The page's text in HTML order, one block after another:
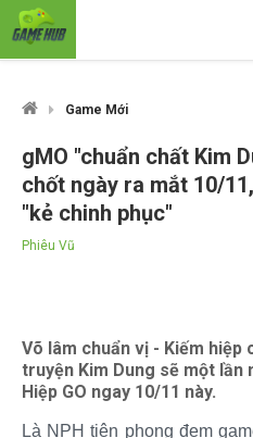
Game Mới
gMO "chuẩn chất Kim
chốt ngày ra mắt 10/
"kẻ chinh phục"
Phiêu Vũ
Võ lâm chuẩn vị - Kiếm hiệp
truyện Kim Dung sẽ một lần
Hiệp GO ngay 10/11 này.
Là NPH tiên phong đem